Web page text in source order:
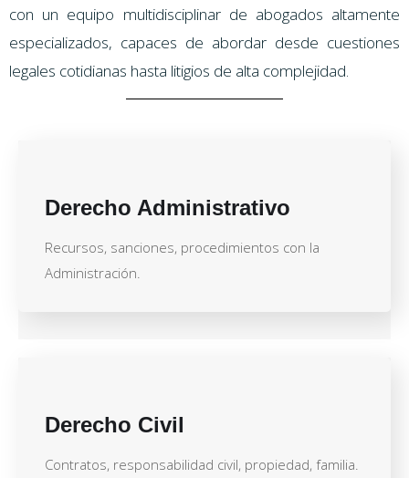
con un equipo multidisciplinar de abogados altamente
especializados, capaces de abordar desde cuestiones
legales cotidianas hasta litigios de alta complejidad.
Derecho Administrativo
Recursos, sanciones, procedimientos con la
Administración.
Derecho Civil
Contratos, responsabilidad civil, propiedad, familia.